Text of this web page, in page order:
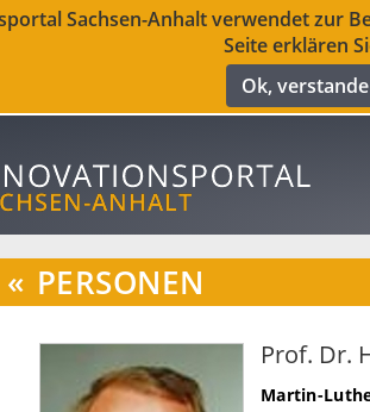
Sachsen-Anhalt verwendet zur
Seite erklären
Ok,
« PERSONEN
Prof. Dr.
Martin-